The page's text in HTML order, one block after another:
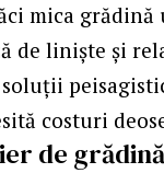
mica
de liniște și
costuri
de